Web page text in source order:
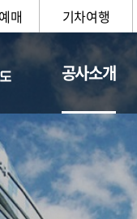
매 기차여행
공사소개
일반현황